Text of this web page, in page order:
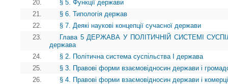
20.
§ 5. Функції держави
21.
§ 6. Типологія держав
22.
§ 7. Деякі наукові концепції сучасної держави
23.
Глава 5 ДЕРЖАВА У ПОЛІТИЧНІЙ СИСТЕМІ
держава
24.
§ 2. Політична система суспільства І держава
25.
§ 3. Правові форми взаємовідносин держави і
26.
§ 4. Правові форми взаємовідносин держави і